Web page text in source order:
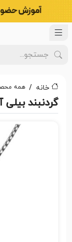
خانه همه
گردنبند بیلی